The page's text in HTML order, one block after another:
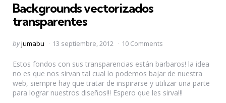
Backgrounds vectorizados
transparentes
Posted
byjumabu 13 septiembre, 2012 10 Comments
Estos fondos con sus transparencias están barbaros! la idea
no es que nos sirvan tal cual lo podemos bajar de nuestra
web, siempre hay que tratar de inspirarse y utilizar una parte
para lograr nuestros diseños!!! Espero que les sirva!!!